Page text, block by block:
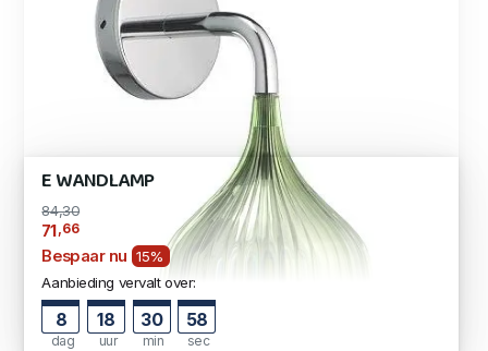
E WANDLAMP
84,30
71,66
Bespaar nu 15%
Aanbieding vervalt over:
8
dag
18
uur
30
min
57
sec